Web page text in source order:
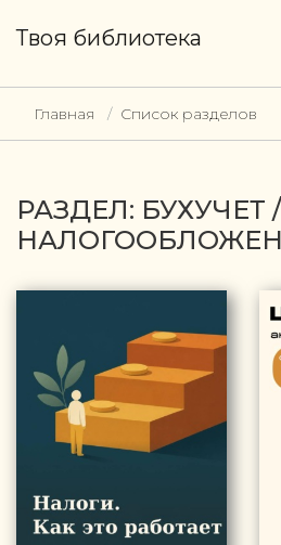
Твоя библиотека
Главная Список разделов
РАЗДЕЛ: БУХУЧЕТ /